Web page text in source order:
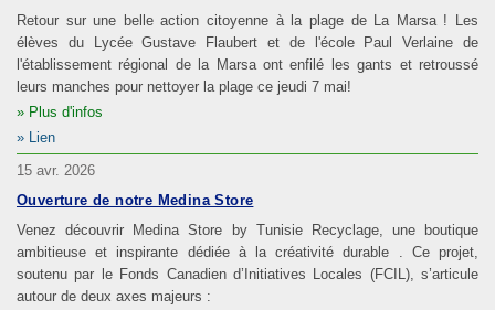
Retour sur une belle action citoyenne à la plage de La Marsa ! Les
élèves du Lycée Gustave Flaubert et de l'école Paul Verlaine de
l'établissement régional de la Marsa ont enfilé les gants et retroussé
leurs manches pour nettoyer la plage ce jeudi 7 mai!
Plus d'infos
Lien
15 avr. 2026
Ouverture de notre Medina Store
Venez découvrir Medina Store by Tunisie Recyclage, une boutique
ambitieuse et inspirante dédiée à la créativité durable . Ce projet,
soutenu par le Fonds Canadien d’Initiatives Locales (FCIL), s’articule
autour de deux axes majeurs :